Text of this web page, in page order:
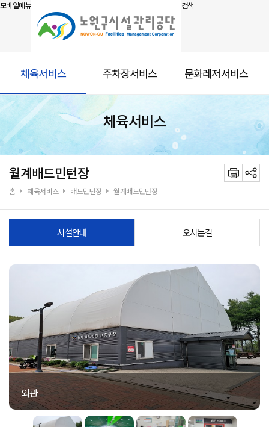
모바일메뉴 검색
체육서비스 주차장서비스 문화레저서비스
체육서비스
월계배드민턴장
홈 체육서비스 배드민턴장 월계배드민턴장
시설안내 오시는길
외관